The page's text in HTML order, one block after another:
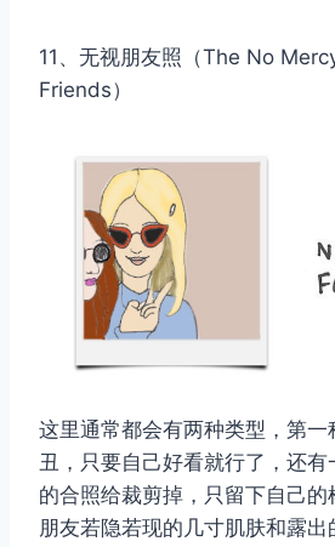
11、无视朋友照（The No
Friends）
这里通常都会有两种类型，第一
丑，只要自己好看就行了，还有
的合照给裁剪掉，只留下自己
朋友若隐若现的几寸肌肤和露出